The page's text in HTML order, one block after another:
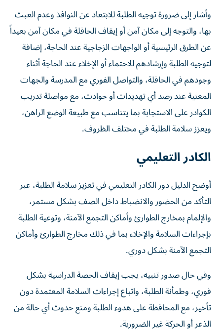
وأشار إلى ضرورة توجيه الطلبة للابتعاد عن النوافذ وعدم العبث
بها، والتوجه إلى مكان آمن أو إيقاف الحافلة في مكان آمن بعيداً
عن الطرق الرئيسية أو الواجهات الزجاجية عند الحاجة، إضافة
لتوجيه الطلبة وإرشادهم للاحتماء أو الإخلاء عند الحاجة أثناء
وجودهم في الحافلة، والتواصل الفوري مع المدرسة والجهات
المعنية عند رصد أي تهديدات أو حوادث، مع مواصلة تدريب
الكوادر على الاستجابة بما يتناسب مع طبيعة الوضع الراهن،
ويعزز سلامة الطلبة في مختلف الظروف.
الكادر التعليمي
أوضح الدليل دور الكادر التعليمي في تعزيز سلامة الطلبة، عبر
التأكد من الحضور والانضباط داخل الصف بشكل مستمر،
والإلمام بمخارج الطوارئ وأماكن التجمع الآمنة، وتوعية الطلبة
بإجراءات السلامة والإخلاء بما في ذلك مخارج الطوارئ وأماكن
التجمع الآمنة بشكل دوري.
وفي حال صدور تنبيه، يجب إيقاف الحصة الدراسية بشكل
فوري، وطمأنة الطلبة، واتباع إجراءات السلامة المعتمدة دون
تأخير، مع المحافظة على هدوء الطلبة ومنع حدوث أي حالة من
الذعر أو الحركة غير الضرورية.